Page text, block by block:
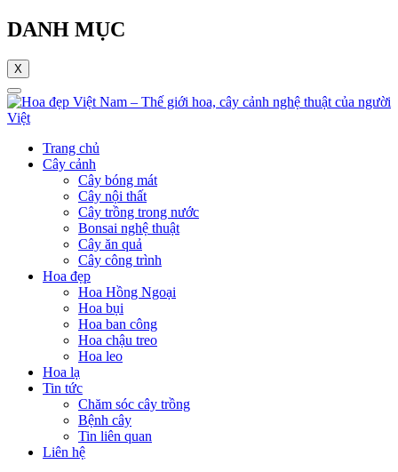
DANH MỤC
X
Trang chủ
Cây cảnh
Cây bóng mát
Cây nội thất
Cây trồng trong nước
Bonsai nghệ thuật
Cây ăn quả
Cây công trình
Hoa đẹp
Hoa Hồng Ngoại
Hoa bụi
Hoa ban công
Hoa chậu treo
Hoa leo
Hoa lạ
Tin tức
Chăm sóc cây trồng
Bệnh cây
Tin liên quan
Liên hệ